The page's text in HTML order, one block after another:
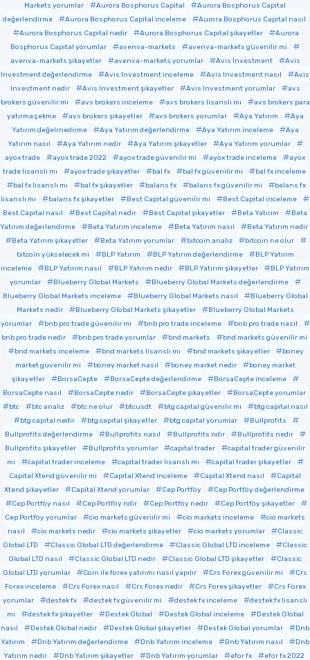
Markets yorumlar
Aurora Bosphorus Capital
Aurora Bosphorus Capital
değerlendirme
Aurora Bosphorus Capital inceleme
Aurora Bosphorus Capital nasıl
Aurora Bosphorus Capital nedir
Aurora Bosphorus Capital şikayetler
Aurora
Bosphorus Capital yorumlar
avenva-markets
avenva-markets güvenilir mi
avenva-markets şikayetler
avenva-markets yorumlar Avis Investment
Avis
Investment değerlendirme
Avis Investment inceleme Avis Investment nasıl
Avis
Investment nedir
Avis Investment şikayetler Avis Investment yorumlar
avs
brokers güvenilir mi
avs brokers inceleme avs brokers lisanslı mı
avs brokers para
yatırma çekme
avs brokers şikayetler avs brokers yorumlar Aya Yatırım
Aya
Yatırım değelrnedirme
Aya Yatırım değerlendirme Aya Yatırım inceleme
Aya
Yatırım nasıl
Aya Yatırım nedir Aya Yatırım şikayetler
Aya Yatırım yorumlar
ayox trade
ayox trade 2022 ayox trade güvenilir mi ayox trade inceleme
ayox
trade lisanslı mı
ayox trade şikayetler bal fx bal fx güvenilir mi
bal fx inceleme
bal fx lisanslı mı
bal fx şikayetler balans fx balans fx güvenilir mi
balans fx
lisanslı mı
balans fx şikayetler Best Capital güvenilir mi
Best Capital inceleme
Best Capital nasıl
Best Capital nedir Best Capital şikayetler Beta Yatırım
Beta
Yatırım değerlendirme
Beta Yatırım inceleme Beta Yatırım nasıl
Beta Yatırım nedir
Beta Yatırım şikayetler
Beta Yatırım yorumlar bitcoin analiz
bitcoin ne olur
bitcoin yükselecek mi
BLP Yatırım BLP Yatırım değerlendirme
BLP Yatırım
inceleme
BLP Yatırım nasıl BLP Yatırım nedir BLP Yatırım şikayetler
BLP Yatırım
yorumlar
Blueberry Global Markets
Blueberry Global Markets değerlendirme
Blueberry Global Markets inceleme
Blueberry Global Markets nasıl
Blueberry Global
Markets nedir
Blueberry Global Markets şikayetler
Blueberry Global Markets
yorumlar
bnb pro trade güvenilir mi bnb pro trade inceleme
bnb pro trade nasıl
bnb pro trade nedir
bnb pro trade yorumlar bnd markets
bnd markets güvenilir mi
bnd markets inceleme
bnd markets lisanslı mı bnd markets şikayetler
boney
market güvenilir mi
boney market nasıl boney market nedir
boney market
şikayetler
BorsaCepte BorsaCepte değerlendirme
BorsaCepte inceleme
BorsaCepte nasıl
BorsaCepte nedir BorsaCepte şikayetler
BorsaCepte yorumlar
btc
btc analiz btc ne olur btcusdt btg capital güvenilir mi
btg capital nasıl
btg capital nedir
btg capital şikayetler btg capital yorumlar
Bullprofits
Bullprofits değerlendirme
Bullprofits nasıl Bullprofits ndir
Bullprofits nedir
Bullprofits şikayetler
Bullprofits yorumlar capital trader
capital trader güvenilir
mi
capital trader inceleme capital trader lisanslı mı
capital trader şikayetler
Capital Xtend güvenilir mi
Capital Xtend inceleme Capital Xtend nasıl
Capital
Xtend şikayetler
Capital Xtend yorumlar Cep Portföy
Cep Portföy değerlendirme
Cep Portföy nasıl
Cep Portföy ndir Cep Portföy nedir
Cep Portföy şikayetler
Cep Portföy yorumlar
cio markets güvenilir mi cio markets inceleme
cio markets
nasıl
cio markets nedir cio markets şikayetler cio markets yorumlar
Classic
Global LTD
Classic Global LTD değerlendirme Classic Global LTD inceleme
Classic
Global LTD nasıl
Classic Global LTD nedir Classic Global LTD şikayetler
Classic
Global LTD yorumlar
Coin ile forex yatırımı nasıl yapılır Crs Forex güvenilir mi
Crs
Forex inceleme
Crs Forex nasıl Crs Forex nedir Crs Forex şikayetler
Crs Forex
yorumlar
destek fx destek fx güvenilir mi destek fx inceleme
destek fx lisanslı
mı
destek fx şikayetler Destek Global Destek Global inceleme
Destek Global
nasıl
Destek Global nedir Destek Global şikayetler Destek Global yorumlar
Dnb
Yatırım
Dnb Yatırım değerlendirme Dnb Yatırım inceleme Dnb Yatırım nasıl
Dnb
Yatırım nedir
Dnb Yatırım şikayetler Dnb Yatırım yorumlar efor fx efor fx 2022